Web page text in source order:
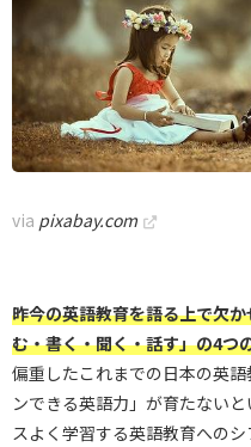
via pixabay.com
昨今の英語教育を語る上で欠
む・書く・聞く・話す」の4つ
偏重したこれまでの日本の英
ンできる英語力」が育たない
スよく学習する英語教育へのシ